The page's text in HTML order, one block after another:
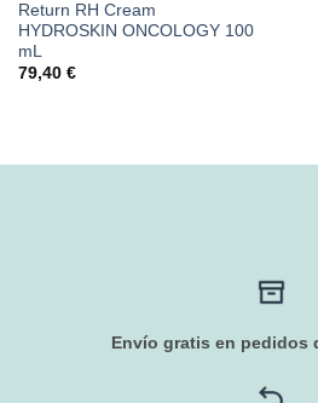
Return RH Cream
HYDROSKIN ONCOLOGY 100
mL
79,40 €
Envío gratis en pedidos